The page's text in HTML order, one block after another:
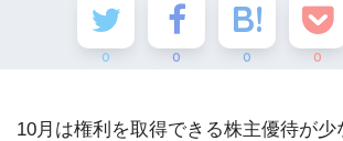
0 0 0 0
10月は権利を取得できる株主優待が少